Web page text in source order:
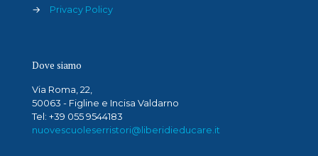
→
Privacy Policy
Dove siamo
Via Roma, 22,
50063 - Figline e Incisa Valdarno
Tel: +39 055 9544183
nuovescuoleserristori@liberidieducare.it